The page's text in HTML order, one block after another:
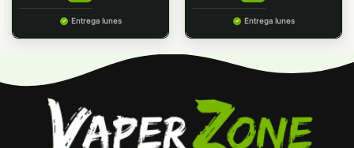
Entrega lunes Entrega lunes